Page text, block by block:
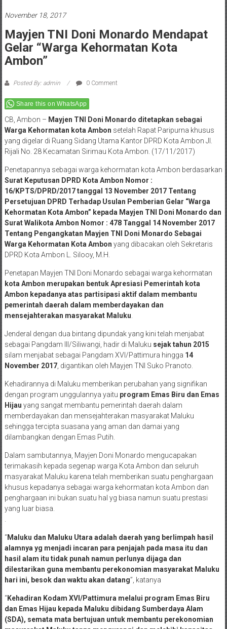
November 18, 2017
Mayjen TNI Doni Monardo Mendapat
Gelar “Warga Kehormatan Kota
Ambon”
Posted By: admin 0 Comment
Share this on WhatsApp
CB, Ambon – Mayjen TNI Doni Monardo ditetapkan sebagai
Warga Kehormatan kota Ambon setelah Rapat Paripurna khusus
yang digelar di Ruang Sidang Utama Kantor DPRD Kota Ambon Jl.
Rijali No. 28 Kecamatan Sirimau Kota Ambon. (17/11/2017)
Penetapannya sebagai warga kehormatan kota Ambon berdasarkan
Surat Keputusan DPRD Kota Ambon Nomor :
16/KPTS/DPRD/2017 tanggal 13 November 2017 Tentang
Persetujuan DPRD Terhadap Usulan Pemberian Gelar “Warga
Kehormatan Kota Ambon” kepada Mayjen TNI Doni Monardo dan
Surat Walikota Ambon Nomor : 478 Tanggal 14 November 2017
Tentang Pengangkatan Mayjen TNI Doni Monardo Sebagai
Warga Kehormatan Kota Ambon yang dibacakan oleh Sekretaris
DPRD Kota Ambon L. Silooy, M.H.
Penetapan Mayjen TNI Doni Monardo sebagai warga kehormatan
kota Ambon merupakan bentuk Apresiasi Pemerintah kota
Ambon kepadanya atas partisipasi aktif dalam membantu
pemerintah daerah dalam memberdayakan dan
mensejahterakan masyarakat Maluku.
Jenderal dengan dua bintang dipundak yang kini telah menjabat
sebagai Pangdam III/Siliwangi, hadir di Maluku sejak tahun 2015
silam menjabat sebagai Pangdam XVI/Pattimura hingga 14
November 2017, digantikan oleh Mayjen TNI Suko Pranoto.
Kehadirannya di Maluku memberikan perubahan yang signifikan
dengan program unggulannya yaitu program Emas Biru dan Emas
Hijau yang sangat membantu pemerintah daerah dalam
memberdayakan dan mensejahterakan masyarakat Maluku
sehingga tercipta suasana yang aman dan damai yang
dilambangkan dengan Emas Putih.
Dalam sambutannya, Mayjen Doni Monardo mengucapakan
terimakasih kepada segenap warga Kota Ambon dan seluruh
masyarakat Maluku karena telah memberikan suatu penghargaan
khusus kepadanya sebagai warga kehormatan kota Ambon dan
penghargaan ini bukan suatu hal yg biasa namun suatu prestasi
yang luar biasa.
.
“Maluku dan Maluku Utara adalah daerah yang berlimpah hasil
alamnya yg menjadi incaran para penjajah pada masa itu dan
hasil alam itu tidak punah namun perlunya dijaga dan
dilestarikan guna membantu perekonomian masyarakat Maluku
hari ini, besok dan waktu akan datang”, katanya
“Kehadiran Kodam XVI/Pattimura melalui program Emas Biru
dan Emas Hijau kepada Maluku dibidang Sumberdaya Alam
(SDA), semata mata bertujuan untuk membantu perekonomian